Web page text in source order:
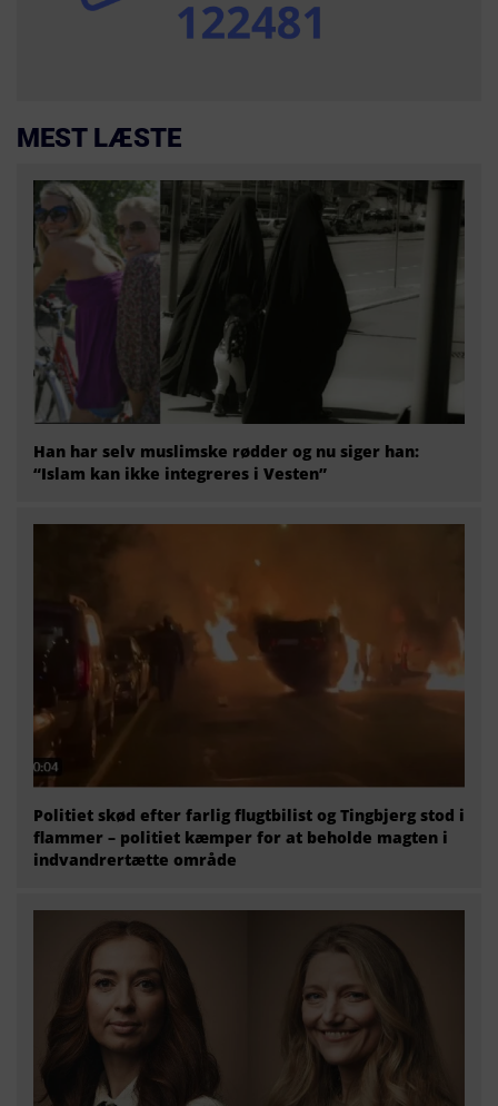
MEST LÆSTE
Han har selv muslimske rødder og nu siger han:
“Islam kan ikke integreres i Vesten”
Politiet skød efter farlig flugtbilist og Tingbjerg stod i
flammer – politiet kæmper for at beholde magten i
indvandrertætte område